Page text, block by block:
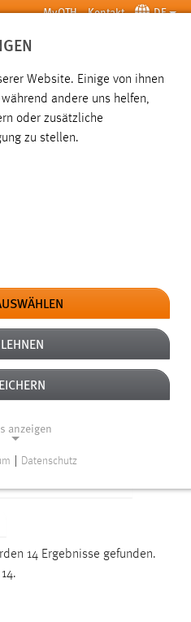
MyOTH Kontakt DE
SUCHE
14 Ergebnisse gefunden.
Website. Einige von ihnen
andere uns helfen,
oder zusätzliche
zu stellen.
anzeigen
einwandfreie Funktion der
Datenschutz